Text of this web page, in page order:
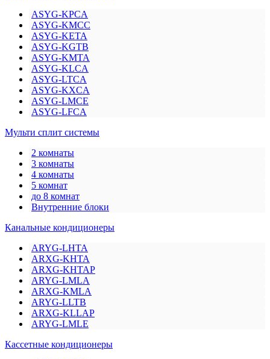
ASYG-KPCA
ASYG-KMCC
ASYG-KETA
ASYG-KGTB
ASYG-KMTA
ASYG-KLCA
ASYG-LTCA
ASYG-KXCA
ASYG-LMCE
ASYG-LFCA
Мульти сплит системы
2 комнаты
3 комнаты
4 комнаты
5 комнат
до 8 комнат
Внутренние блоки
Канальные кондиционеры
ARYG-LHTA
ARXG-KHTA
ARXG-KHTAP
ARYG-LMLA
ARXG-KMLA
ARYG-LLTB
ARXG-KLLAP
ARYG-LMLE
Кассетные кондиционеры